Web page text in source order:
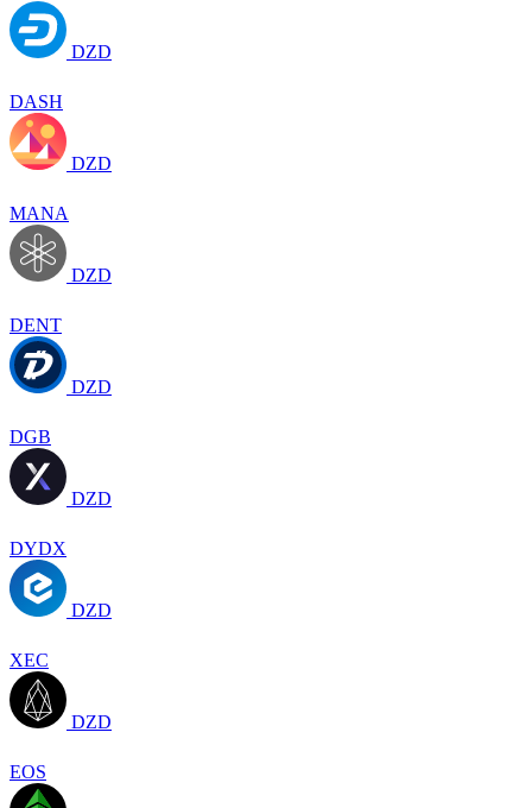
DZD
DASH
DZD
MANA
DZD
DENT
DZD
DGB
DZD
DYDX
DZD
XEC
DZD
EOS